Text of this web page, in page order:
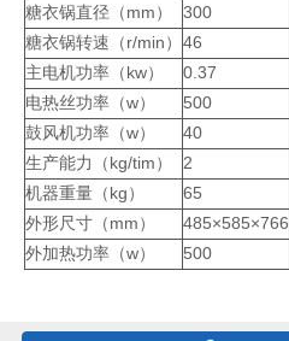
糖衣锅直径（mm）
300
糖衣锅转速（r/min） 46
主电机功率（kw）
0.37
电热丝功率（w）
500
鼓风机功率（w）
40
生产能力（kg/tim）
2
机器重量（kg）
65
外形尺寸（mm）
485×585×766
外加热功率（w）
500